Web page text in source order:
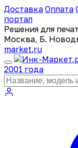
Доставка Оплата
портал
Решения для
Москва, Б.
market.ru
2001 года